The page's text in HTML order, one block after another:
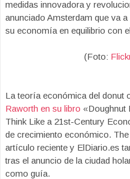
medidas innovadora y
anunciado Amsterdam que va
su economía en equilibrio con
(Foto:
La teoría económica del donut
Raworth en su libro «Doughnut
Think Like a 21st-Century
de crecimiento económico.
artículo reciente y ElDiario.es
tras el anuncio de la ciudad
como guía.